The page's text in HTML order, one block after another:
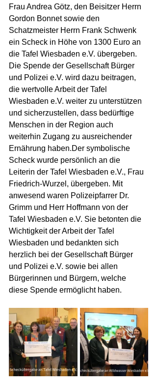
Frau Andrea Götz, den Beisitzer Herrn
Gordon Bonnet sowie den
Schatzmeister Herrn Frank Schwenk
ein Scheck in Höhe von 1300 Euro an
die Tafel Wiesbaden e.V. übergeben.
Die Spende der Gesellschaft Bürger
und Polizei e.V. wird dazu beitragen,
die wertvolle Arbeit der Tafel
Wiesbaden e.V. weiter zu unterstützen
und sicherzustellen, dass bedürftige
Menschen in der Region auch
weiterhin Zugang zu ausreichender
Ernährung haben.Der symbolische
Scheck wurde persönlich an die
Leiterin der Tafel Wiesbaden e.V., Frau
Friedrich-Wurzel, übergeben. Mit
anwesend waren Polizeipfarrer Dr.
Grimm und Herr Hoffmann von der
Tafel Wiesbaden e.V. Sie betonten die
Wichtigkeit der Arbeit der Tafel
Wiesbaden und bedankten sich
herzlich bei der Gesellschaft Bürger
und Polizei e.V. sowie bei allen
Bürgerinnen und Bürgern, welche
diese Spende ermöglicht haben.